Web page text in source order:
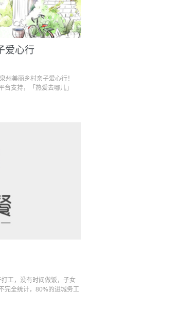
爱心行
州美丽乡村亲子爱心行！
支持，「热爱去哪儿」
工，没有时间做饭，子女
完全统计，80%的进城务工